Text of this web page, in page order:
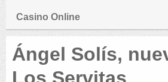
Casino Online
Ángel Solís,